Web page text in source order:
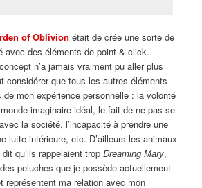
of Oblivion était de crée une sorte de
avec des éléments de point & click.
n’a jamais vraiment pu aller plus
considérer que tous les autres éléments
mon expérience personnelle : la volonté
imaginaire idéal, le fait de ne pas se
la société, l’incapacité à prendre une
lutte intérieure, etc. D’ailleurs les animaux
qu’ils rappelaient tropDreaming Mary,
peluches que je possède actuellement
représentent ma relation avec mon